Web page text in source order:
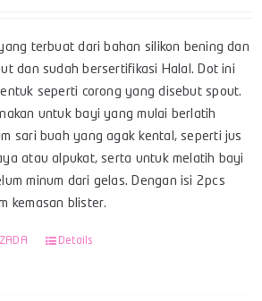
terbuat dari bahan silikon bening dan
dan sudah bersertifikasi Halal. Dot ini
seperti corong yang disebut spout.
untuk bayi yang mulai berlatih
sari buah yang agak kental, seperti jus
atau alpukat, serta untuk melatih bayi
minum dari gelas. Dengan isi 2pcs
kemasan blister.
Details